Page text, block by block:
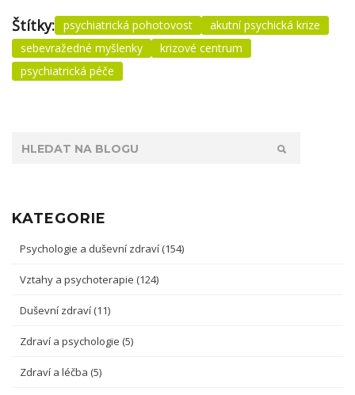
Štítky: psychiatrická pohotovost
akutní psychická krize
sebevražedné myšlenky
krizové centrum
psychiatrická péče
KATEGORIE
Psychologie a duševní zdraví (154)
Vztahy a psychoterapie (124)
Duševní zdraví (11)
Zdraví a psychologie (5)
Zdraví a léčba (5)